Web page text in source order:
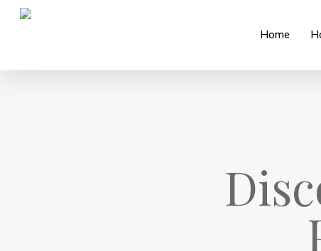
Skip
content
Home